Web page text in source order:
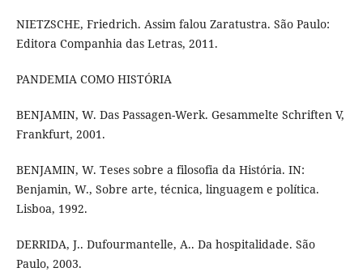
NIETZSCHE, Friedrich. Assim falou Zaratustra. São Paulo:
Editora Companhia das Letras, 2011.
PANDEMIA COMO HISTÓRIA
BENJAMIN, W. Das Passagen-Werk. Gesammelte Schriften V,
Frankfurt, 2001.
BENJAMIN, W. Teses sobre a filosofia da História. IN:
Benjamin, W., Sobre arte, técnica, linguagem e política.
Lisboa, 1992.
DERRIDA, J.. Dufourmantelle, A.. Da hospitalidade. São
Paulo, 2003.